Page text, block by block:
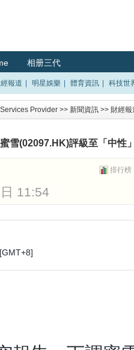
相册三代
報道 明星娛樂 體育資訊 科技世
Provider >> 新聞資訊 >> 財經報
蜜雪(02097.HK)評級至「中性
排行榜
11:54